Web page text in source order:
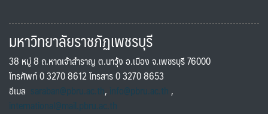
มหาวิทยาลัยราชภัฏเพชรบุรี
38 หมู่ 8 ถ.หาดเจ้าสำราญ ต.นาวุ้ง อ.เมือง จ.เพชรบุรี 76000
โทรศัพท์ 0 3270 8612 โทรสาร 0 3270 8653
อีเมล saraban@pbru.ac.th, info@pbru.ac.th,
international@mail.pbru.ac.th